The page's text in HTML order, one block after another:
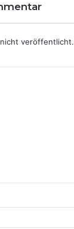
veröffentlicht.